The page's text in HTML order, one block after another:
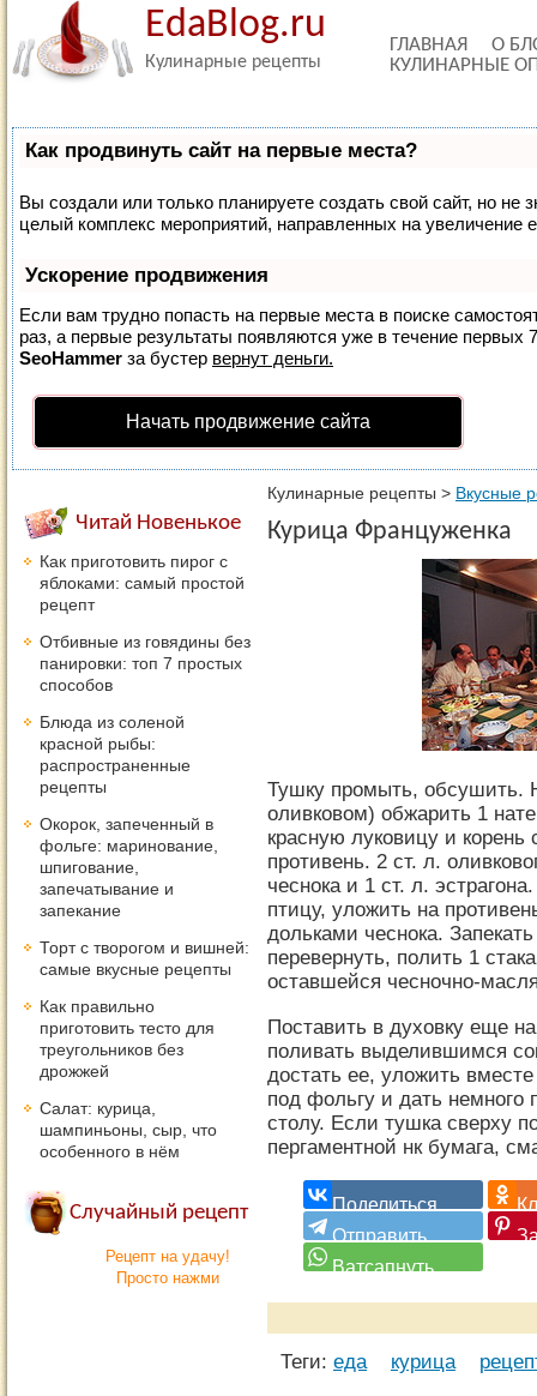
EdaBlog.ru
Кулинарные рецепты
ГЛАВНАЯ
О
КУЛИНАРНЫЕ
Как продвинуть сайт на первые места?
Вы создали или только планируете создать свой сайт, но не
целый комплекс мероприятий, направленных на увеличение
Ускорение продвижения
Если вам трудно попасть на первые места в поиске
раз, а первые результаты появляются уже в течение первых
SeoHammer за бустер вернут деньги.
Начать продвижение сайта
Кулинарные рецепты > Вкусные
Курица Француженка
Тушку промыть, обсушить.
оливковом) обжарить 1
красную луковицу и
противень. 2 ст. л.
чеснока и 1 ст. л.
птицу, уложить на
дольками чеснока.
перевернуть, полить 1
оставшейся чесночно-
Поставить в духовку еще
поливать выделившимся
достать ее, уложить
под фольгу и дать немного
столу. Если тушка сверху
пергаментной нк бумага,
Теги: еда курица
Читай Новенькое
Как приготовить пирог с
яблоками: самый простой
рецепт
Отбивные из говядины без
панировки: топ 7 простых
способов
Блюда из соленой
красной рыбы:
распространенные
рецепты
Окорок, запеченный в
фольге: маринование,
шпигование,
запечатывание и
запекание
Торт с творогом и вишней:
самые вкусные рецепты
Как правильно
приготовить тесто для
треугольников без
дрожжей
Салат: курица,
шампиньоны, сыр, что
особенного в нём
Случайный рецепт
Рецепт на удачу!
Просто нажми